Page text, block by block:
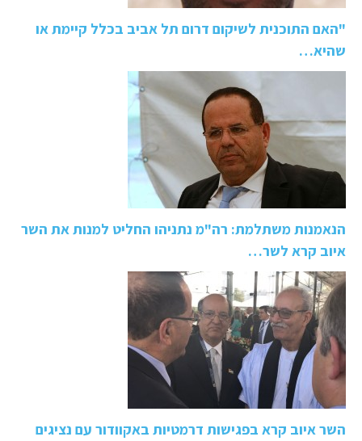
"האם התוכנית לשיקום דרום תל אביב בכלל קיימת או
שהיא…
הנאמנות משתלמת: רה"מ נתניהו החליט למנות את השר
איוב קרא לשר…
השר איוב קרא בפגישות דרמטיות באקוודור עם נציגים